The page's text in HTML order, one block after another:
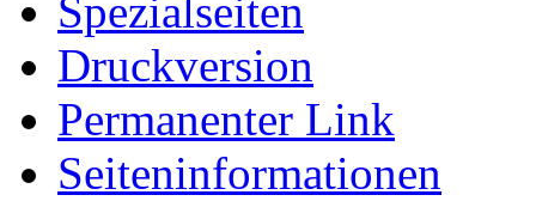
Spezialseiten
Druckversion
Permanenter Link
Seiten­informationen